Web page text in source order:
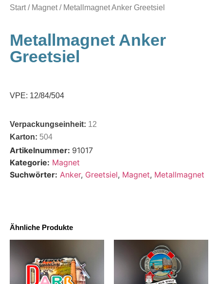
Start/ Magnet/ Metallmagnet Anker Greetsiel
Metallmagnet Anker
Greetsiel
VPE: 12/84/504
Verpackungseinheit: 12
Karton: 504
Artikelnummer: 91017
Kategorie: Magnet
Suchwörter: Anker, Greetsiel, Magnet, Metallmagnet
Ähnliche Produkte